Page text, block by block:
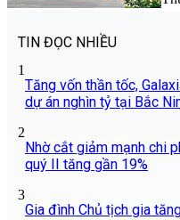
TIN ĐỌC NHIỀU
1
Tăng vốn thần tốc,
dự án nghìn tỷ tại Bắc
2
Nhờ cắt giảm mạnh chi
quý II tăng gần 19%
3
Gia đình Chủ tịch gia